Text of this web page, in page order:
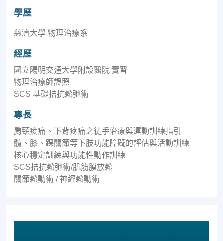
學歷
慈濟大學 物理治療系
經歷
國立陽明交通大學附設醫院 實習
物理治療師證照
SCS 基礎拮抗鬆弛術
專長
肩頸痠痛、下背疼痛之徒手治療與運動訓練指引
髖、膝、踝關節等下肢功能障礙的評估與活動訓練
核心穩定訓練與功能性動作訓練
SCS拮抗鬆弛術/肌筋膜放鬆
關節鬆動術 / 神經鬆動術